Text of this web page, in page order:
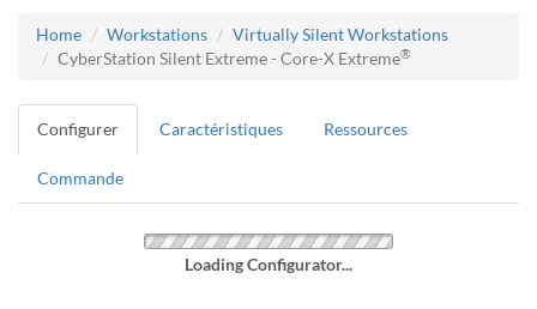
Home Workstations
Virtually Silent Workstations
CyberStation Silent Extreme - Core-X Extreme®
Configurer Caractéristiques Ressources
Commande
Loading Configurator...